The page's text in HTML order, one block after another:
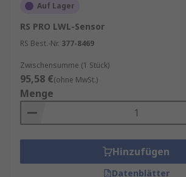
Auf Lager
RS PRO LWL-Sensor
RS Best.-Nr. 377-8469
Zwischensumme (1 Stück)
95,58 €(ohne MwSt.)
Menge
Hinzufügen
Datenblätter